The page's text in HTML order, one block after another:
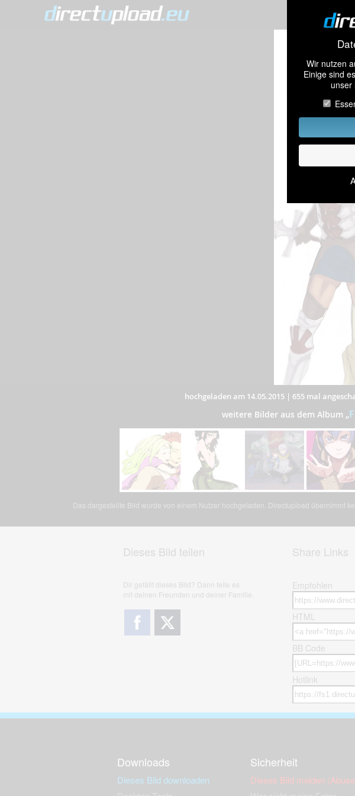
Wir nutzen
Einige sind
unser
hochgeladen am 14.05.2015| 655 mal
weitere Bilder aus dem Album „
Das dargestellte Bild wurde von einem Nutzer hochgeladen. Directupload übernimmt
Dieses Bild teilen
Dir gefällt dieses Bild? Dann teile es
mit deinen Freunden und deiner Familie.
Share Links
Empfohlen
HTML
BB Code
Hotlink
Downloads
Dieses Bild downloaden
Sicherheit
Dieses Bild melden